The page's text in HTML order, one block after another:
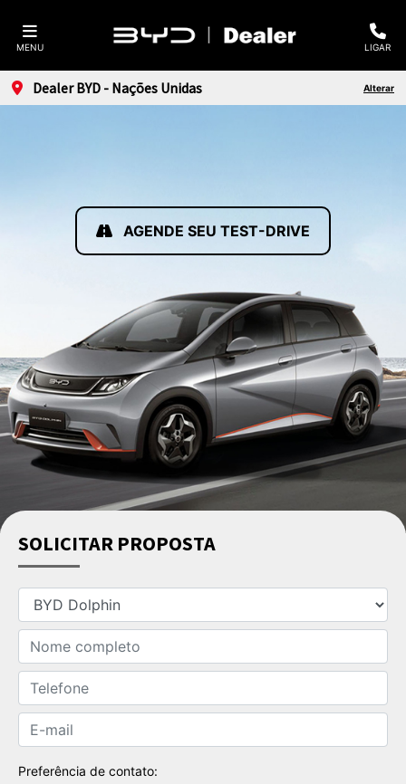
MENU LIGAR
Dealer BYD - Nações Unidas Alterar
SOLICITAR PROPOSTA
Preferência de contato:
AGENDE SEU TEST-DRIVE